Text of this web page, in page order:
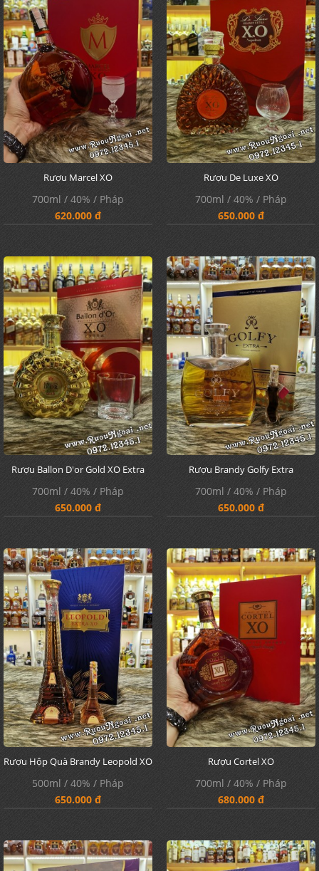
Rượu Marcel XO
700ml / 40% / Pháp
620.000 đ
Rượu De Luxe XO
700ml / 40% / Pháp
650.000 đ
Rượu Ballon D'or Gold XO Extra
700ml / 40% / Pháp
650.000 đ
Rượu Brandy Golfy Extra
700ml / 40% / Pháp
650.000 đ
Rượu Hộp Quà Brandy Leopold XO
500ml / 40% / Pháp
650.000 đ
Rượu Cortel XO
700ml / 40% / Pháp
680.000 đ